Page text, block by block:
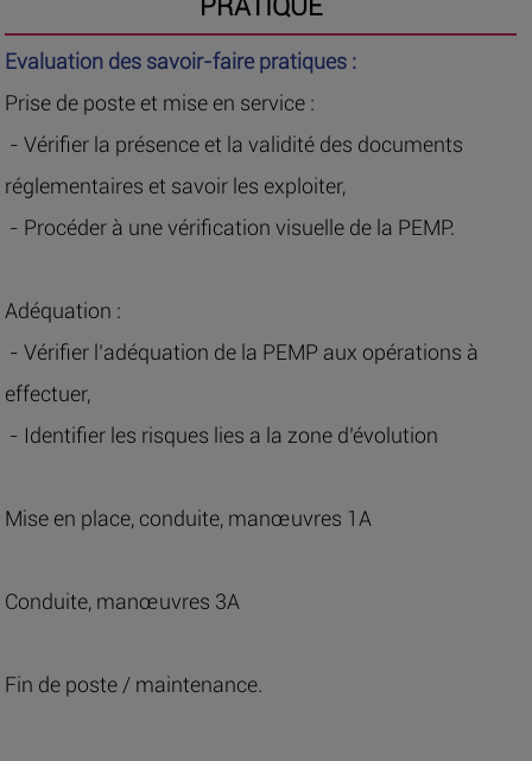
PRATIQUE
Evaluation des savoir-faire pratiques :
Prise de poste et mise en service :
- Vérifier la présence et la validité des documents
réglementaires et savoir les exploiter,
- Procéder à une vérification visuelle de la PEMP.
Adéquation :
- Vérifier l’adéquation de la PEMP aux opérations à
effectuer,
- Identifier les risques lies a la zone d’évolution
Mise en place, conduite, manœuvres 1A
Conduite, manœuvres 3A
Fin de poste / maintenance.